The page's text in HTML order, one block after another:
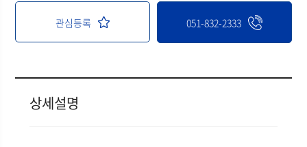
관심등록 051-832-2333
상세설명